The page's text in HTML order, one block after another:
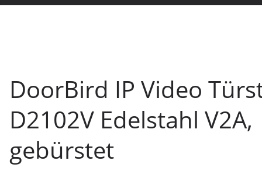
DoorBird IP Video
D2102V Edelstahl V2A,
gebürstet